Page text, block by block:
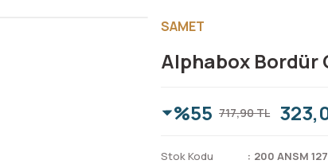
SAMET
Alphabox Bordür
%55 717,90 TL
Stok Kodu 200 ANSM